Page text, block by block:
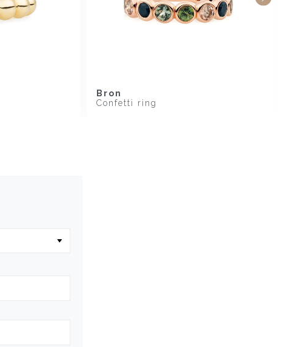
Bron
Confetti ring